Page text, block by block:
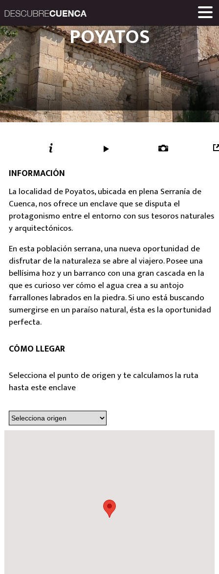
Descubre
INICIO
RUTAS
ENCLAVES Y POBLACIONES
EVENTOS
ENLACES
MUSEOS
GASTRONOMÍA
PRODUCTOS
Una iniciativa de
Diputación
POYATOS
INFORMACIÓN
La localidad de Poyatos, ubicada en plena Serranía de
Cuenca, nos ofrece un enclave que se disputa el
protagonismo entre el entorno con sus tesoros naturales
y arquitectónicos.
En esta población serrana, una nueva oportunidad de
disfrutar de la naturaleza se abre al viajero. Posee una
bellísima hoz y un barranco con una gran cascada en la
que es curioso ver cómo el agua crea a su antojo
farrallones labrados en la piedra. Si uno está buscando
sumergirse en un paraíso natural, ésta es la oportunidad
perfecta.
CÓMO LLEGAR
Selecciona el punto de origen y te calculamos la ruta
hasta este enclave